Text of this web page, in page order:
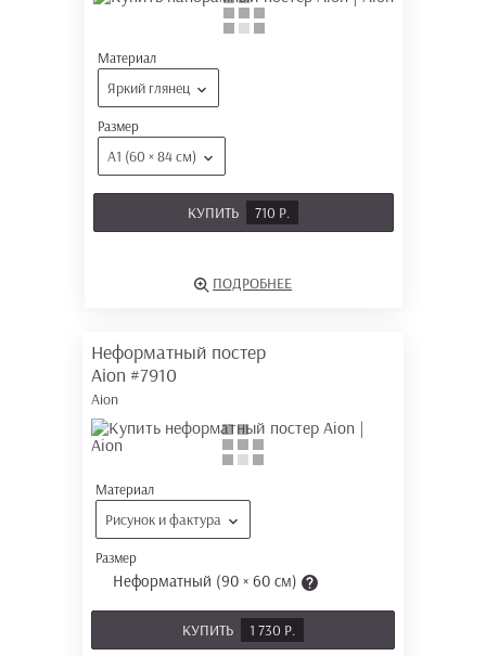
Материал
Яркий глянец
Размер
А1 (60 × 84 см)
КУПИТЬ 710 Р.
ПОДРОБНЕЕ
Неформатный постер
Aion #7910
Aion
Материал
Рисунок и фактура
Размер
Неформатный (90 × 60 см)
КУПИТЬ 1 730 Р.